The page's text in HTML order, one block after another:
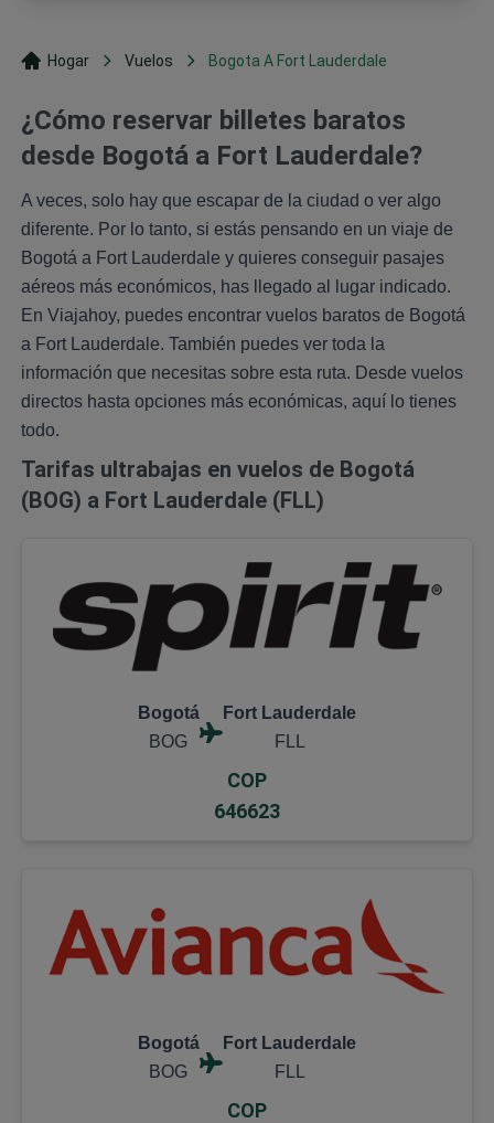
Hogar Vuelos Bogota A Fort Lauderdale
¿Cómo reservar billetes baratos
desde Bogotá a Fort Lauderdale?
A veces, solo hay que escapar de la ciudad o ver algo
diferente. Por lo tanto, si estás pensando en un viaje de
Bogotá a Fort Lauderdale y quieres conseguir pasajes
aéreos más económicos, has llegado al lugar indicado.
En Viajahoy, puedes encontrar vuelos baratos de Bogotá
a Fort Lauderdale. También puedes ver toda la
información que necesitas sobre esta ruta. Desde vuelos
directos hasta opciones más económicas, aquí lo tienes
todo.
Tarifas ultrabajas en vuelos de Bogotá
(BOG) a Fort Lauderdale (FLL)
Bogotá
BOG
Fort Lauderdale
FLL
COP
646623
Bogotá
BOG
Fort Lauderdale
FLL
COP